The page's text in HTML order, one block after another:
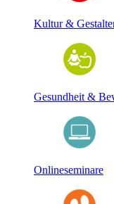
Kultur &
Gesundheit &
Onlineseminare